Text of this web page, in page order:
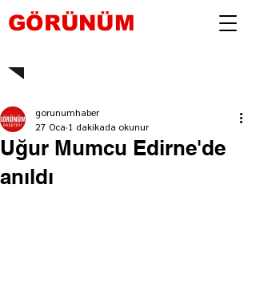
GÖRÜNÜM
Uğur Mumcu Edirne'de
anıldı
gorunumhaber
27 Oca 1 dakikada okunur